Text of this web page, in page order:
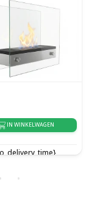
IN WINKELWAGEN